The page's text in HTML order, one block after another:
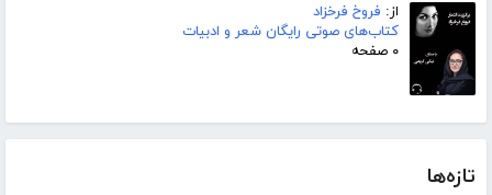
از: فروخ فرخزاد
کتاب‌های صوتی رایگان شعر و ادبیات
۰ صفحه
تازه‌ها